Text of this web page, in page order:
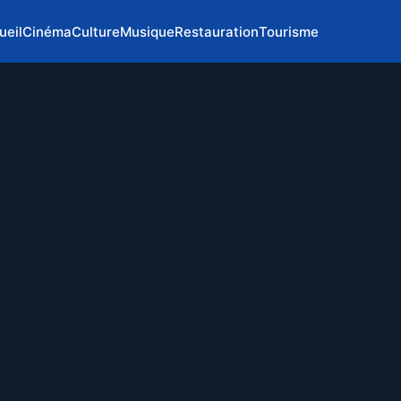
CinémaCultureMusiqueRestaurationTourisme